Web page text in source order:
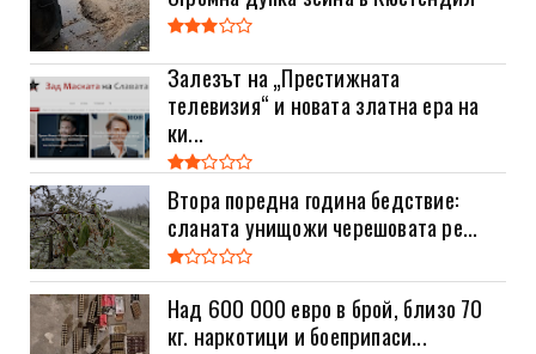
Залезът на „Престижната
телевизия“ и новата златна ера на
ки...
Втора поредна година бедствие:
сланата унищожи черешовата ре...
Над 600 000 евро в брой, близо 70
кг. наркотици и боеприпаси...